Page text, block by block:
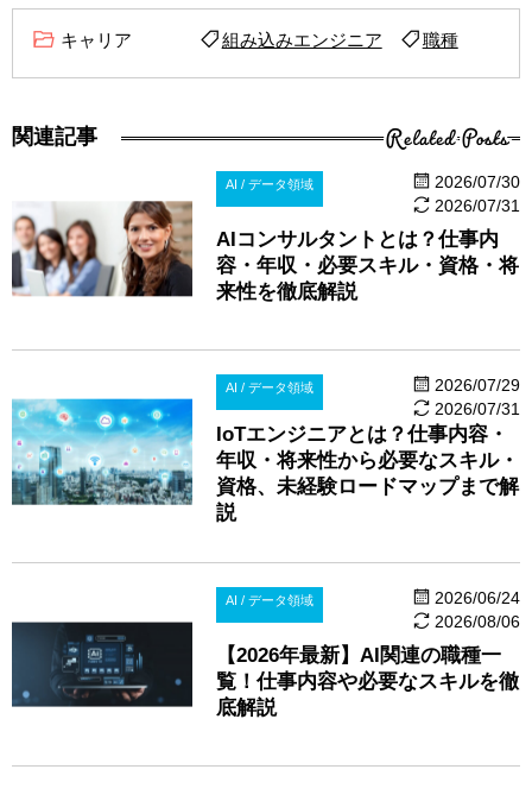
キャリア 組み込みエンジニア 職種
関連記事 Related Posts
AI / データ領域
2026/07/30
2026/07/31
AIコンサルタントとは？仕事内
容・年収・必要スキル・資格・将
来性を徹底解説
AI / データ領域
2026/07/29
2026/07/31
IoTエンジニアとは？仕事内容・
年収・将来性から必要なスキル・
資格、未経験ロードマップまで解
説
AI / データ領域
2026/06/24
2026/08/06
【2026年最新】AI関連の職種一
覧！仕事内容や必要なスキルを徹
底解説